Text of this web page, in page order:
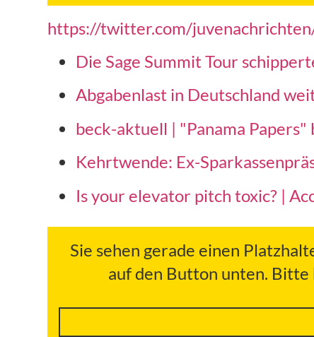
https://twitter.com/
Die Sage Summit Tour
Abgabenlast in Deutschland
beck-aktuell | "Panama
Kehrtwende: Ex-
Is your elevator pitch toxic? |
Sie sehen gerade einen
auf den Button unten.